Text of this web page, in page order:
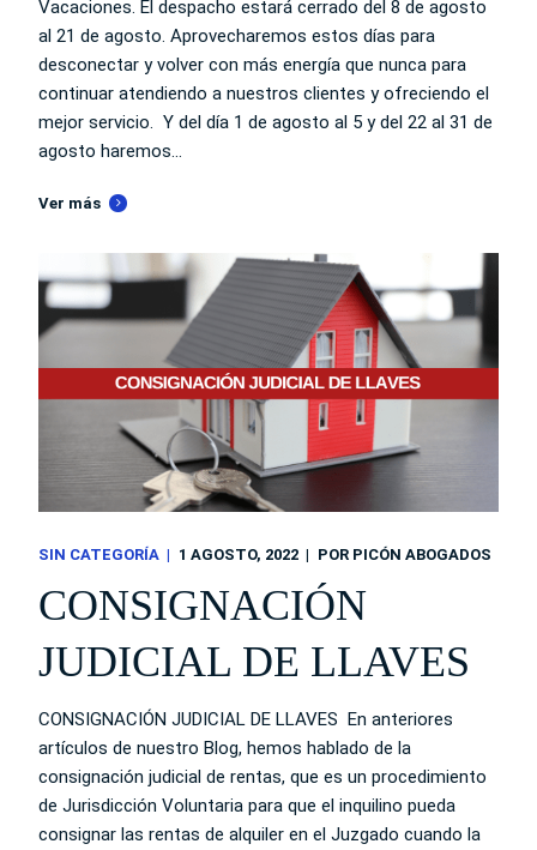
Vacaciones. El despacho estará cerrado del 8 de agosto
al 21 de agosto. Aprovecharemos estos días para
desconectar y volver con más energía que nunca para
continuar atendiendo a nuestros clientes y ofreciendo el
mejor servicio. Y del día 1 de agosto al 5 y del 22 al 31 de
agosto haremos...
Ver más
SIN CATEGORÍA 1 AGOSTO, 2022 POR PICÓN ABOGADOS
CONSIGNACIÓN
JUDICIAL DE LLAVES
CONSIGNACIÓN JUDICIAL DE LLAVES En anteriores
artículos de nuestro Blog, hemos hablado de la
consignación judicial de rentas, que es un procedimiento
de Jurisdicción Voluntaria para que el inquilino pueda
consignar las rentas de alquiler en el Juzgado cuando la